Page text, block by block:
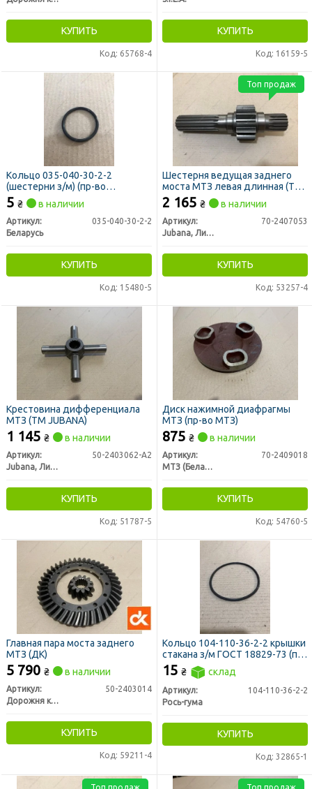
КУПИТЬ
Код: 65768-4
КУПИТЬ
Код: 16159-5
Кольцо 035-040-30-2-2
(шестерни з/м) (пр-во
Беларусь)
5 ₴ в наличии
Артикул:
035-040-30-2-2
Беларусь
КУПИТЬ
Код: 15480-5
Шестерня ведущая заднего
моста МТЗ левая длинная (ТМ
JUBANA)
2 165 ₴ в наличии
Артикул:
70-2407053
Jubana, Литва
КУПИТЬ
Код: 53257-4
Топ продаж
Крестовина дифференциала
МТЗ (ТМ JUBANA)
1 145 ₴ в наличии
Артикул:
50-2403062-А2
Jubana, Литва
КУПИТЬ
Код: 51787-5
Диск нажимной диафрагмы
МТЗ (пр-во МТЗ)
875 ₴ в наличии
Артикул:
70-2409018
МТЗ (Беларусь)
КУПИТЬ
Код: 54760-5
Главная пара моста заднего
МТЗ (ДК)
5 790 ₴ в наличии
Артикул:
50-2403014
Дорожня карта
КУПИТЬ
Код: 59211-4
Кольцо 104-110-36-2-2 крышки
стакана з/м ГОСТ 18829-73 (пр-
во Украина)
15 ₴ склад
Артикул:
104-110-36-2-2
Рось-гума
КУПИТЬ
Код: 32865-1